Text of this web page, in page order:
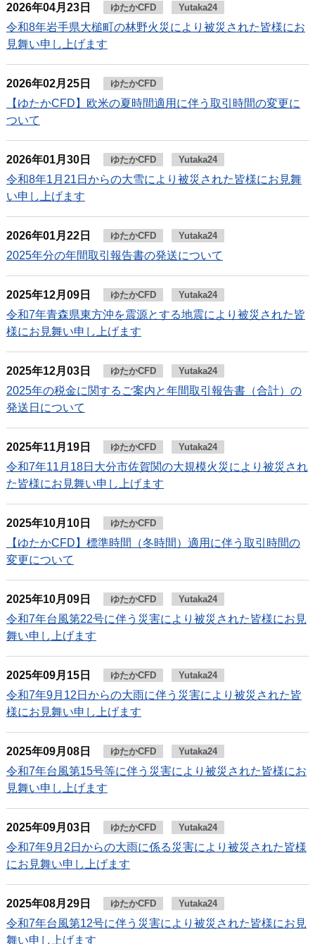
2026年04月23日 ゆたかCFD Yutaka24
令和8年岩手県大槌町の林野火災により被災された皆様にお
見舞い申し上げます
2026年02月25日 ゆたかCFD
【ゆたかCFD】欧米の夏時間適用に伴う取引時間の変更に
ついて
2026年01月30日 ゆたかCFD Yutaka24
令和8年1月21日からの大雪により被災された皆様にお見舞
い申し上げます
2026年01月22日 ゆたかCFD Yutaka24
2025年分の年間取引報告書の発送について
2025年12月09日 ゆたかCFD Yutaka24
令和7年青森県東方沖を震源とする地震により被災された皆
様にお見舞い申し上げます
2025年12月03日 ゆたかCFD Yutaka24
2025年の税金に関するご案内と年間取引報告書（合計）の
発送日について
2025年11月19日 ゆたかCFD Yutaka24
令和7年11月18日大分市佐賀関の大規模火災により被災され
た皆様にお見舞い申し上げます
2025年10月10日 ゆたかCFD
【ゆたかCFD】標準時間（冬時間）適用に伴う取引時間の
変更について
2025年10月09日 ゆたかCFD Yutaka24
令和7年台風第22号に伴う災害により被災された皆様にお見
舞い申し上げます
2025年09月15日 ゆたかCFD Yutaka24
令和7年9月12日からの大雨に伴う災害により被災された皆
様にお見舞い申し上げます
2025年09月08日 ゆたかCFD Yutaka24
令和7年台風第15号等に伴う災害により被災された皆様にお
見舞い申し上げます
2025年09月03日 ゆたかCFD Yutaka24
令和7年9月2日からの大雨に係る災害により被災された皆様
にお見舞い申し上げます
2025年08月29日 ゆたかCFD Yutaka24
令和7年台風第12号に伴う災害により被災された皆様にお見
舞い申し上げます